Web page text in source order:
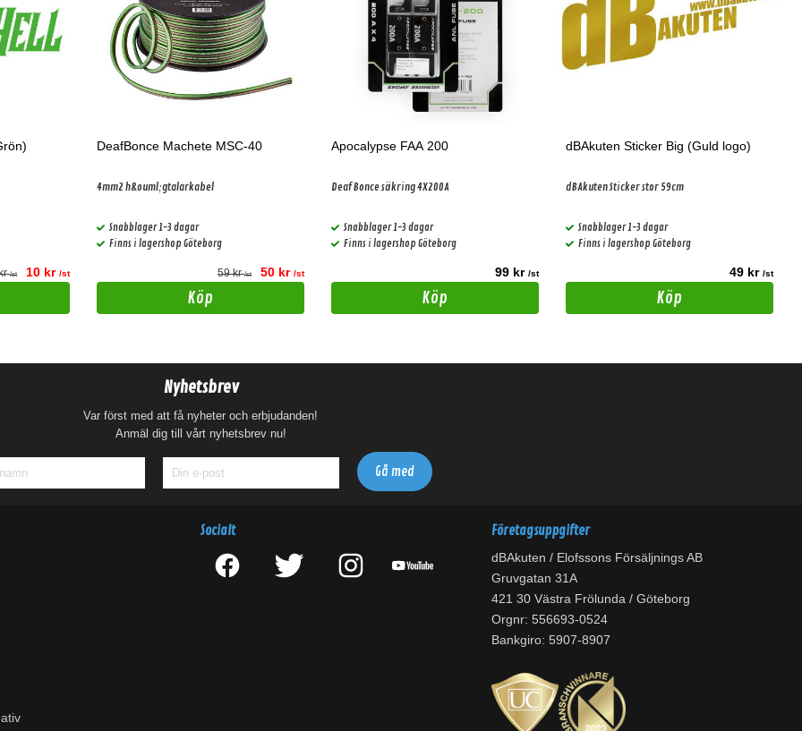
/st 10 kr /st
DeafBonce Machete MSC-40
4mm2 h&ouml;gtalarkabel
Snabblager 1-3 dagar
Finns i lagershop Göteborg
59 kr/st 50 kr /st
Köp
Apocalypse FAA 200
Deaf Bonce säkring 4X200A
Snabblager 1-3 dagar
Finns i lagershop Göteborg
99 kr /st
Köp
dBAkuten Sticker Big (Guld logo)
dBAkuten Sticker stor 59cm
Snabblager 1-3 dagar
Finns i lagershop Göteborg
49 kr /st
Köp
Nyhetsbrev
Var först med att få nyheter och erbjudanden!
Anmäl dig till vårt nyhetsbrev nu!
Socialt Företagsuppgifter
dBAkuten / Elofssons Försäljnings AB
Gruvgatan 31A
421 30 Västra Frölunda / Göteborg
Orgnr: 556693-0524
Bankgiro: 5907-8907